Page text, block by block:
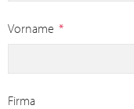
Vorname *
Firma